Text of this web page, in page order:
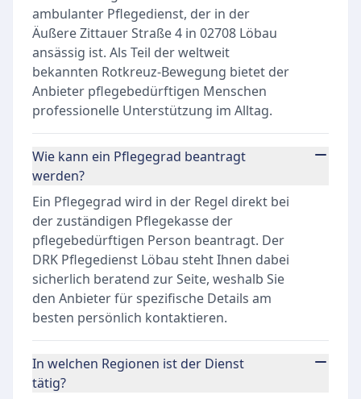
ambulanter Pflegedienst, der in der
Äußere Zittauer Straße 4 in 02708 Löbau
ansässig ist. Als Teil der weltweit
bekannten Rotkreuz-Bewegung bietet der
Anbieter pflegebedürftigen Menschen
professionelle Unterstützung im Alltag.
Wie kann ein Pflegegrad beantragt
werden?
Ein Pflegegrad wird in der Regel direkt bei
der zuständigen Pflegekasse der
pflegebedürftigen Person beantragt. Der
DRK Pflegedienst Löbau steht Ihnen dabei
sicherlich beratend zur Seite, weshalb Sie
den Anbieter für spezifische Details am
besten persönlich kontaktieren.
In welchen Regionen ist der Dienst
tätig?